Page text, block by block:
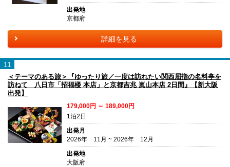
出発地
京都府
詳細を見る
11
＜テーマのある旅＞『ゆったり旅／一度は訪れたい関西屈指の名料亭を
訪ねて 八日市「招福楼 本店」と京都吉兆 嵐山本店 2日間』【新大阪
出発】
179,000円 ～ 189,000円
1泊2日
出発月
2026年 11月 ~ 2026年 12月
出発地
大阪府